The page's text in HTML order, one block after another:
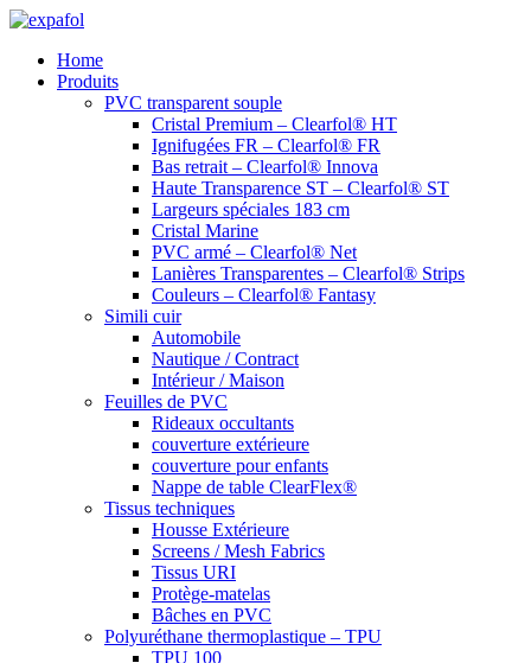
Aller
contenuHome
Produits
PVC transparent souple
Cristal Premium – Clearfol® HT
Ignifugées FR – Clearfol® FR
Bas retrait – Clearfol® Innova
Haute Transparence ST – Clearfol® ST
Largeurs spéciales 183 cm
Cristal Marine
PVC armé – Clearfol® Net
Lanières Transparentes – Clearfol® Strips
Couleurs – Clearfol® Fantasy
Simili cuir
Automobile
Nautique / Contract
Intérieur / Maison
Feuilles de PVC
Rideaux occultants
couverture extérieure
couverture pour enfants
Nappe de table ClearFlex®
Tissus techniques
Housse Extérieure
Screens / Mesh Fabrics
Tissus URI
Protège-matelas
Bâches en PVC
Polyuréthane thermoplastique – TPU
TPU 100